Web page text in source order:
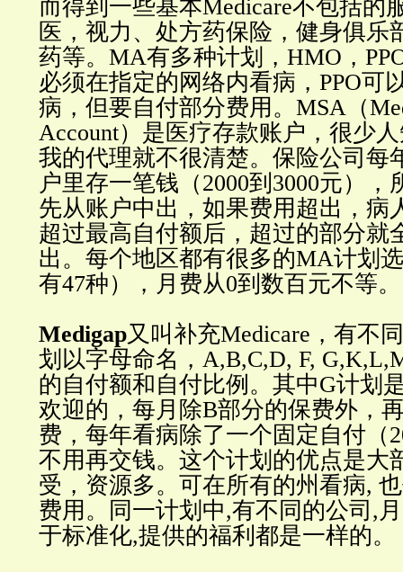
而得到一些基本Medicare不包括的
医，视力、处方药保险，健身俱乐
药等。MA有多种计划，HMO，
必须在指定的网络内看病，PPO可
病，但要自付部分费用。MSA（
Account）是医疗存款账户，很少
我的代理就不很清楚。保险公司每
户里存一笔钱（2000到3000元），
先从账户中出，如果费用超出，病
超过最高自付额后，超过的部分就
出。每个地区都有很多的MA计划
有47种），月费从0到数百元不等。
Medigap又叫补充Medicare，有不
划以字母命名，A,B,C,D, F,
的自付额和自付比例。其中G计划
欢迎的，每月除B部分的保费外，
费，每年看病除了一个固定自付（
不用再交钱。这个计划的优点是大
受，资源多。可在所有的州看病,
费用。同一计划中,有不同的公司,
于标准化,提供的福利都是一样的。